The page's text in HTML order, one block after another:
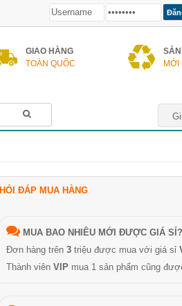
GIAO HÀNG
TOÀN QUỐC
MỚI
HỎI ĐÁP MUA HÀNG
MUA BAO NHIÊU MỚI ĐƯỢC GIÁ SỈ?
Đơn hàng trên 3 triệu được mua với giá sỉ
Thành viên VIP mua 1 sản phẩm cũng